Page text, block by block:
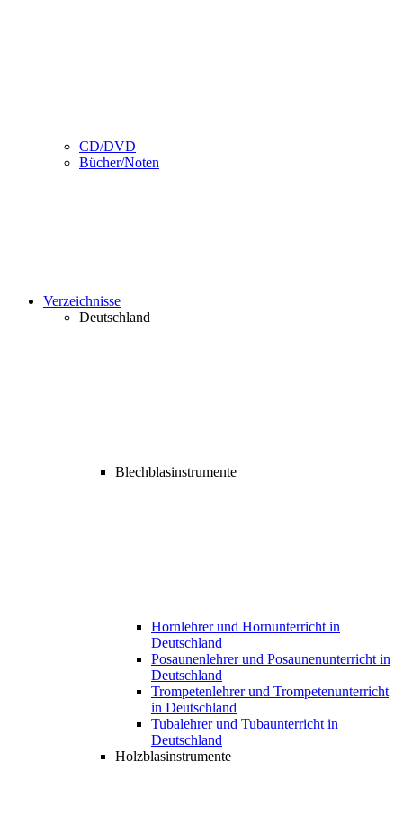
CD/DVD
Bücher/Noten
Verzeichnisse
Deutschland
Blechblasinstrumente
Hornlehrer und Hornunterricht in
Deutschland
Posaunenlehrer und Posaunenunterricht in
Deutschland
Trompetenlehrer und Trompetenunterricht
in Deutschland
Tubalehrer und Tubaunterricht in
Deutschland
Holzblasinstrumente